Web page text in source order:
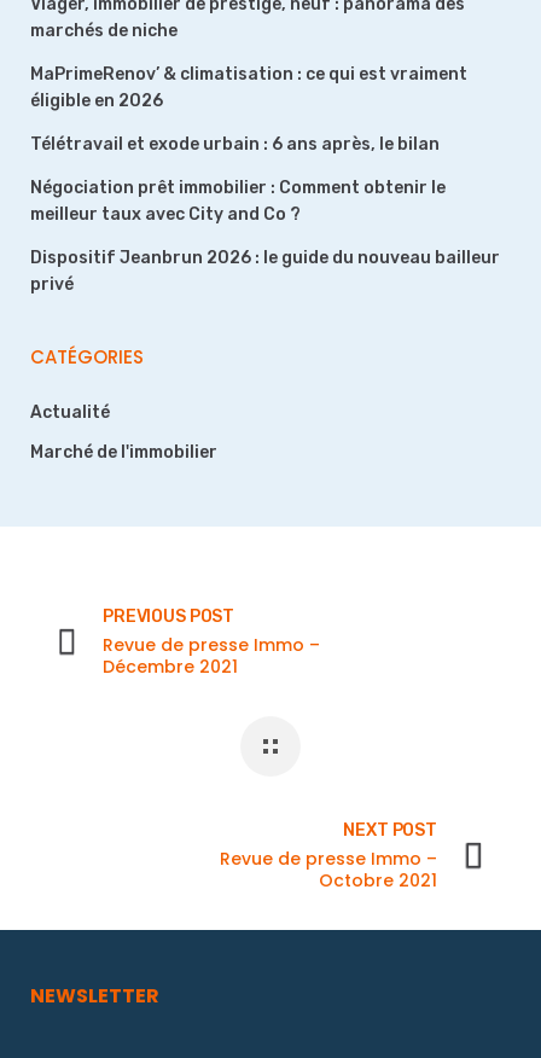
Viager, immobilier de prestige, neuf : panorama des
marchés de niche
MaPrimeRenov’ & climatisation : ce qui est vraiment
éligible en 2026
Télétravail et exode urbain : 6 ans après, le bilan
Négociation prêt immobilier : Comment obtenir le
meilleur taux avec City and Co ?
Dispositif Jeanbrun 2026 : le guide du nouveau bailleur
privé
CATÉGORIES
Actualité
Marché de l'immobilier
PREVIOUS POST
Revue de presse Immo –
Décembre 2021
NEXT POST
Revue de presse Immo –
Octobre 2021
NEWSLETTER